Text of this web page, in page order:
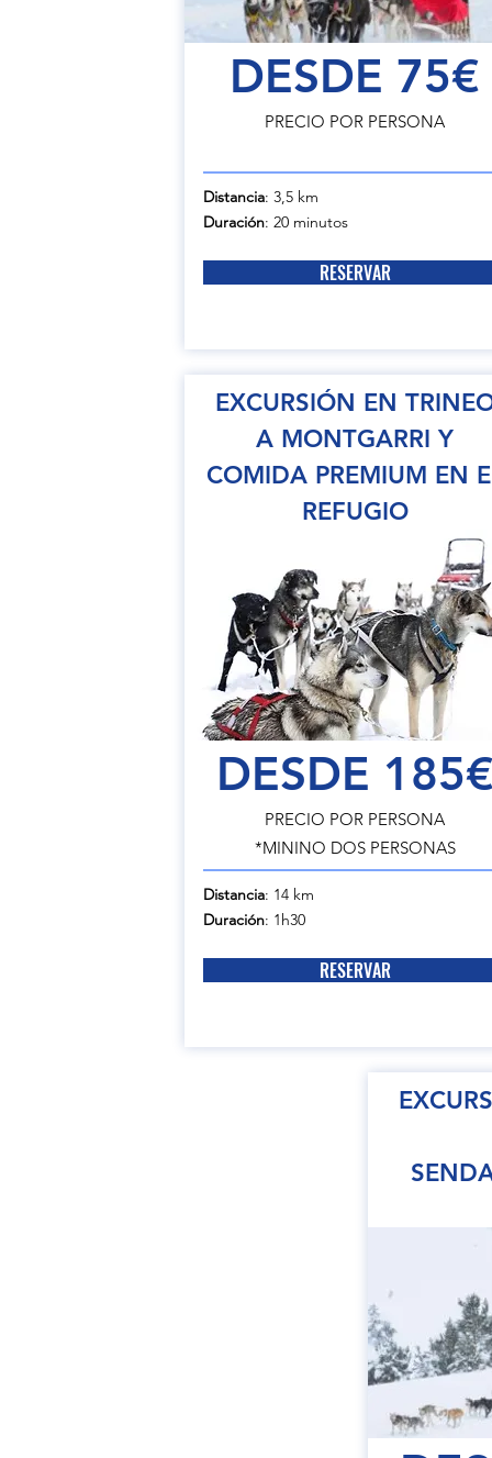
DESDE 75€
PRECIO POR PERSONA
Distancia: 3,5 km
Duración: 20 minutos
RESERVAR
EXCURSIÓN EN
A MONTGARRI Y
COMIDA PREMIUM EN
REFUGIO
DESDE
PRECIO POR PERSONA
*MININO DOS PERSONAS
Distancia: 14 km
Duración: 1h30
RESERVAR